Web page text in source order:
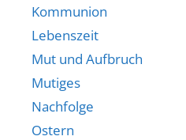
Kommunion
Lebenszeit
Mut und Aufbruch
Mutiges
Nachfolge
Ostern